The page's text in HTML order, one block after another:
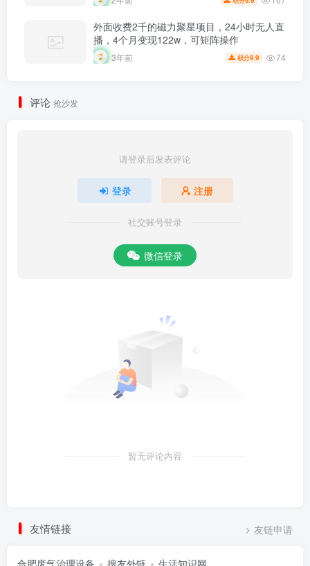
外面收费2千的磁力聚星项目，24小时无人直
播，4个月变现122w，可矩阵操作
3年前 积分9.9 74
评论 抢沙发
请登录后发表评论
登录 注册
社交账号登录
微信登录
暂无评论内容
友情链接 友链申请